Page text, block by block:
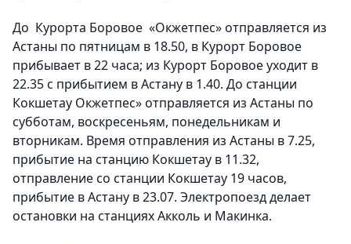
До Курорта Боровое «Окжетпес» отправляется из
Астаны по пятницам в 18.50, в Курорт Боровое
прибывает в 22 часа; из Курорт Боровое уходит в
22.35 с прибытием в Астану в 1.40. До станции
Кокшетау Окжетпес» отправляется из Астаны по
субботам, воскресеньям, понедельникам и
вторникам. Время отправления из Астаны в 7.25,
прибытие на станцию Кокшетау в 11.32,
отправление со станции Кокшетау 19 часов,
прибытие в Астану в 23.07. Электропоезд делает
остановки на станциях Акколь и Макинка.